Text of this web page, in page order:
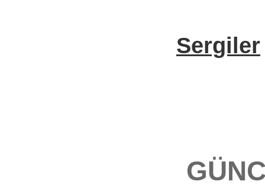
Sergiler